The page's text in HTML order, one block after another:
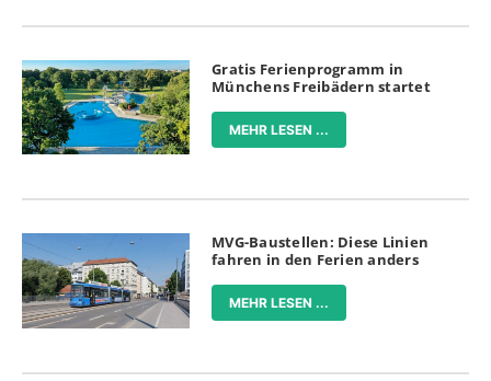
Gratis Ferienprogramm in
Münchens Freibädern startet
MEHR LESEN ...
MVG-Baustellen: Diese Linien
fahren in den Ferien anders
MEHR LESEN ...